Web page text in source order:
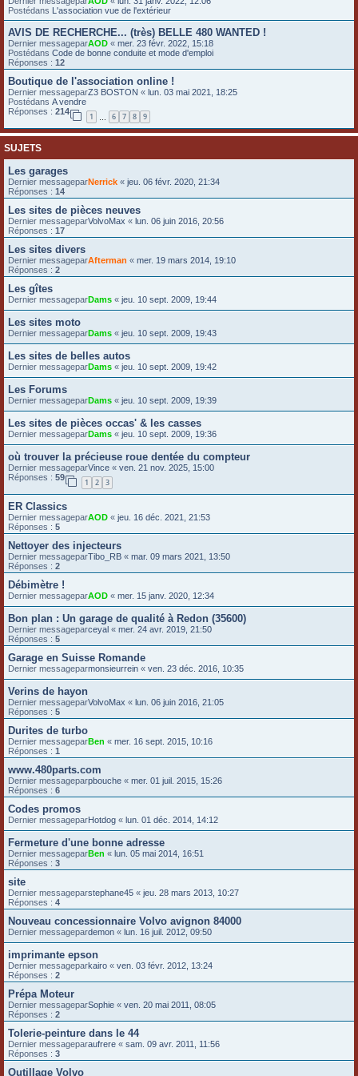
Postédans L'association vue de l'extérieur
AVIS DE RECHERCHE... (très) BELLE 480 WANTED !
Dernier messageparAOD « mer. 23 févr. 2022, 15:18
Postédans Code de bonne conduite et mode d'emploi
Réponses : 12
Boutique de l'association online !
Dernier messageparZ3 BOSTON « lun. 03 mai 2021, 18:25
Postédans A vendre
Réponses : 214
1 … 6 7 8 9
SUJETS
Les garages
Dernier messageparNerrick « jeu. 06 févr. 2020, 21:34
Réponses : 14
Les sites de pièces neuves
Dernier messageparVolvoMax « lun. 06 juin 2016, 20:56
Réponses : 17
Les sites divers
Dernier messageparAfterman « mer. 19 mars 2014, 19:10
Réponses : 2
Les gîtes
Dernier messageparDams « jeu. 10 sept. 2009, 19:44
Les sites moto
Dernier messageparDams « jeu. 10 sept. 2009, 19:43
Les sites de belles autos
Dernier messageparDams « jeu. 10 sept. 2009, 19:42
Les Forums
Dernier messageparDams « jeu. 10 sept. 2009, 19:39
Les sites de pièces occas' & les casses
Dernier messageparDams « jeu. 10 sept. 2009, 19:36
où trouver la précieuse roue dentée du compteur
Dernier messageparVince « ven. 21 nov. 2025, 15:00
Réponses : 59
1 2 3
ER Classics
Dernier messageparAOD « jeu. 16 déc. 2021, 21:53
Réponses : 5
Nettoyer des injecteurs
Dernier messageparTibo_RB « mar. 09 mars 2021, 13:50
Réponses : 2
Débimètre !
Dernier messageparAOD « mer. 15 janv. 2020, 12:34
Bon plan : Un garage de qualité à Redon (35600)
Dernier messageparceyal « mer. 24 avr. 2019, 21:50
Réponses : 5
Garage en Suisse Romande
Dernier messageparmonsieurrein « ven. 23 déc. 2016, 10:35
Verins de hayon
Dernier messageparVolvoMax « lun. 06 juin 2016, 21:05
Réponses : 5
Durites de turbo
Dernier messageparBen « mer. 16 sept. 2015, 10:16
Réponses : 1
www.480parts.com
Dernier messageparpbouche « mer. 01 juil. 2015, 15:26
Réponses : 6
Codes promos
Dernier messageparHotdog « lun. 01 déc. 2014, 14:12
Fermeture d'une bonne adresse
Dernier messageparBen « lun. 05 mai 2014, 16:51
Réponses : 3
site
Dernier messageparstephane45 « jeu. 28 mars 2013, 10:27
Réponses : 4
Nouveau concessionnaire Volvo avignon 84000
Dernier messagepardemon « lun. 16 juil. 2012, 09:50
imprimante epson
Dernier messageparkairo « ven. 03 févr. 2012, 13:24
Réponses : 2
Prépa Moteur
Dernier messageparSophie « ven. 20 mai 2011, 08:05
Réponses : 2
Tolerie-peinture dans le 44
Dernier messageparaufrere « sam. 09 avr. 2011, 11:56
Réponses : 3
Outillage Volvo